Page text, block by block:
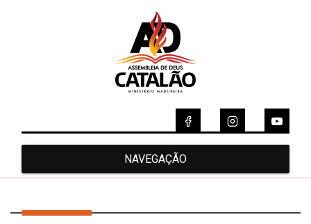
NAVEGAÇÃO